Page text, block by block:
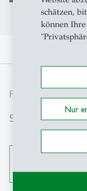
schätzen,
können
Nur
From insight to
Suche